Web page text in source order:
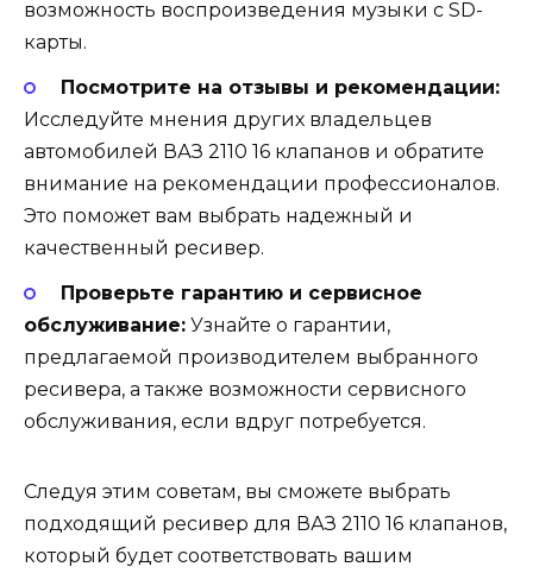
возможность воспроизведения музыки с SD-
карты.
Посмотрите на отзывы и рекомендации:
Исследуйте мнения других владельцев
автомобилей ВАЗ 2110 16 клапанов и обратите
внимание на рекомендации профессионалов.
Это поможет вам выбрать надежный и
качественный ресивер.
Проверьте гарантию и сервисное
обслуживание: Узнайте о гарантии,
предлагаемой производителем выбранного
ресивера, а также возможности сервисного
обслуживания, если вдруг потребуется.
Следуя этим советам, вы сможете выбрать
подходящий ресивер для ВАЗ 2110 16 клапанов,
который будет соответствовать вашим